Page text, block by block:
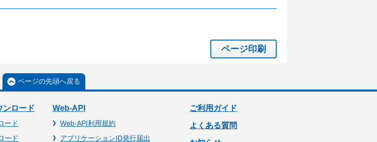
ページ印刷
ページの先頭へ戻る
ンロード
ード
ード
Web-API
Web-API利用規約
アプリケーションID発行届出
ご利用ガイド
よくある質問